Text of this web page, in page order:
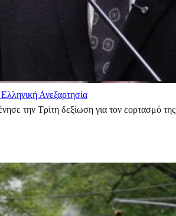
Ανεξαρτησία
την Τρίτη δεξίωση για τον εορτασμό της